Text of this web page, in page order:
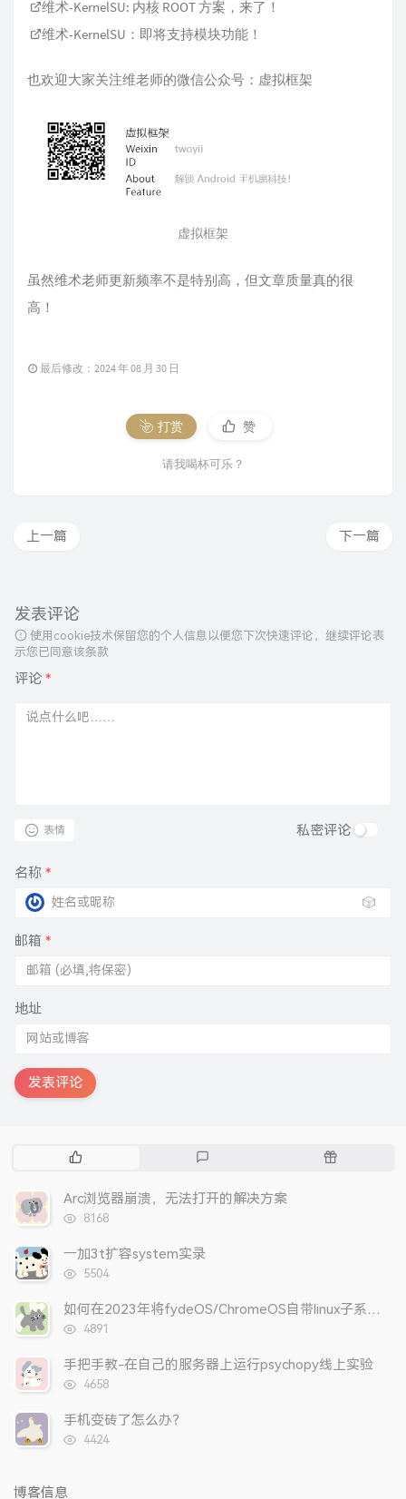
维术-KernelSU: 内核 ROOT 方案，来了！
维术-KernelSU：即将支持模块功能！
也欢迎大家关注维老师的微信公众号：虚拟框架
虚拟框架
虽然维术老师更新频率不是特别高，但文章质量真的很
高！
最后修改：2024 年 08 月 30 日
打赏 赞
请我喝杯可乐？
下一篇
上一篇
发表评论
使用cookie技术保留您的个人信息以便您下次快速评论，继续评论表
示您已同意该条款
评论 *
表情 私密评论
名称 *
🎲
邮箱 *
地址
发表评论
热
文
章
评
随
Arc浏览器崩溃，无法打开的解决方案
浏
次
数:
8168
一加3t扩容system实录
浏
次
数:
5504
如何在2023年将fydeOS/ChromeOS自带linux子系统更改为arch？
浏
次
数:
4891
手把手教-在自己的服务器上运行psychopy线上实验
浏
次
数:
4658
手机变砖了怎么办？
浏
4424
博客信息